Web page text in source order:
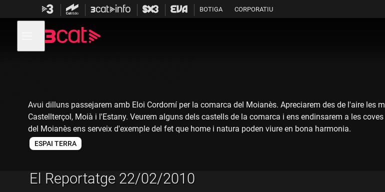
contingut
BOTIGA CORPORATIU
menú
de
ESPAI TERRA
El Reportatge 22/02/2010
Avui dilluns passejarem amb Eloi Cordomí per la comarca del Moianès. Apreciarem des de l'aire
Castellterçol, Moià i l'Estany. Veurem alguns dels castells de la comarca i ens endinsarem a les
del Moianès ens serveix d'exemple del fet que home i natura poden viure en bona harmonia.